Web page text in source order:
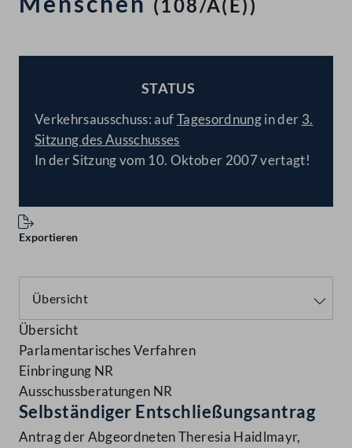
(108/A(E))
STATUS
Verkehrsausschuss: aufTagesordnungin der 3.
Sitzung des Ausschusses
In der Sitzung vom 10. Oktober 2007 vertagt!
Exportieren
Übersicht
Parlamentarisches Verfahren
Einbringung NR
Ausschussberatungen NR
Selbständiger Entschließungsantrag
Antrag der Abgeordneten Theresia Haidlmayr,